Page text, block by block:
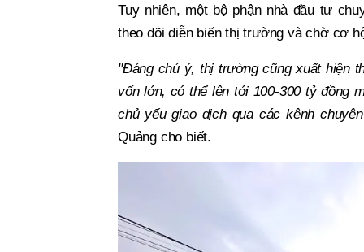
Tuy nhiên, một bộ phận nhà đầu tư
theo dõi diễn biến thị trường và chờ cơ
"Đáng chú ý, thị trường cũng xuất hiện
vốn lớn, có thể lên tới 100-300 tỷ đồng
chủ yếu giao dịch qua các kênh
Quảng cho biết.